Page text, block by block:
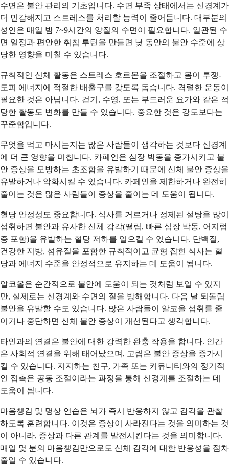
수면은 불안 관리의 기초입니다. 수면 부족 상태에서는 신경계가
더 민감해지고 스트레스를 처리할 능력이 줄어듭니다. 대부분의
성인은 매일 밤 7~9시간의 양질의 수면이 필요합니다. 일관된 수
면 일정과 편안한 취침 루틴을 만들면 낮 동안의 불안 수준에 상
당한 영향을 미칠 수 있습니다.
규칙적인 신체 활동은 스트레스 호르몬을 조절하고 몸이 투쟁-
도피 에너지에 적절한 배출구를 갖도록 돕습니다. 격렬한 운동이
필요한 것은 아닙니다. 걷기, 수영, 또는 부드러운 요가와 같은 적
당한 활동도 변화를 만들 수 있습니다. 중요한 것은 강도보다는
꾸준함입니다.
무엇을 먹고 마시는지는 많은 사람들이 생각하는 것보다 신경계
에 더 큰 영향을 미칩니다. 카페인은 심장 박동을 증가시키고 불
안 증상을 모방하는 초조함을 유발하기 때문에 신체 불안 증상을
유발하거나 악화시킬 수 있습니다. 카페인을 제한하거나 완전히
줄이는 것은 많은 사람들이 증상을 줄이는 데 도움이 됩니다.
혈당 안정성도 중요합니다. 식사를 거르거나 정제된 설탕을 많이
섭취하면 불안과 유사한 신체 감각(떨림, 빠른 심장 박동, 어지럼
증 포함)을 유발하는 혈당 저하를 일으킬 수 있습니다. 단백질,
건강한 지방, 섬유질을 포함한 규칙적이고 균형 잡힌 식사는 혈
당과 에너지 수준을 안정적으로 유지하는 데 도움이 됩니다.
알코올은 순간적으로 불안에 도움이 되는 것처럼 보일 수 있지
만, 실제로는 신경계와 수면의 질을 방해합니다. 다음 날 되돌림
불안을 유발할 수도 있습니다. 많은 사람들이 알코올 섭취를 줄
이거나 중단하면 신체 불안 증상이 개선된다고 생각합니다.
타인과의 연결은 불안에 대한 강력한 완충 작용을 합니다. 인간
은 사회적 연결을 위해 태어났으며, 고립은 불안 증상을 증가시
킬 수 있습니다. 지지하는 친구, 가족 또는 커뮤니티와의 정기적
인 접촉은 공동 조절이라는 과정을 통해 신경계를 조절하는 데
도움이 됩니다.
마음챙김 및 명상 연습은 뇌가 즉시 반응하지 않고 감각을 관찰
하도록 훈련합니다. 이것은 증상이 사라진다는 것을 의미하는 것
이 아니라, 증상과 다른 관계를 발전시킨다는 것을 의미합니다.
매일 몇 분의 마음챙김만으로도 신체 감각에 대한 반응성을 점차
줄일 수 있습니다.